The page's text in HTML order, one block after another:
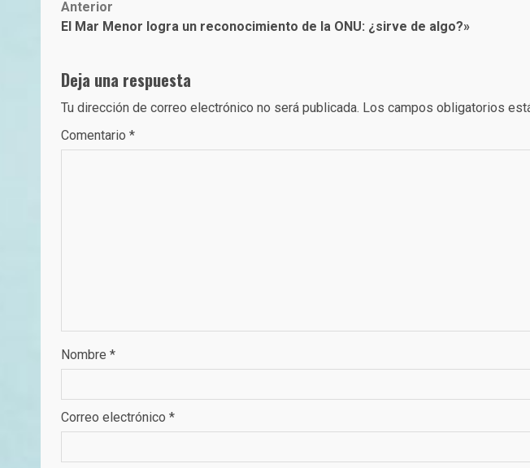
Post
navigation
Anterior
El Mar Menor logra un reconocimiento de la ONU: ¿sirve de algo?»
Deja una respuesta
Tu dirección de correo electrónico no será publicada. Los campos obligatorios
Comentario *
Nombre *
Correo electrónico *